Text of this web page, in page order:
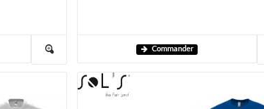
Commander